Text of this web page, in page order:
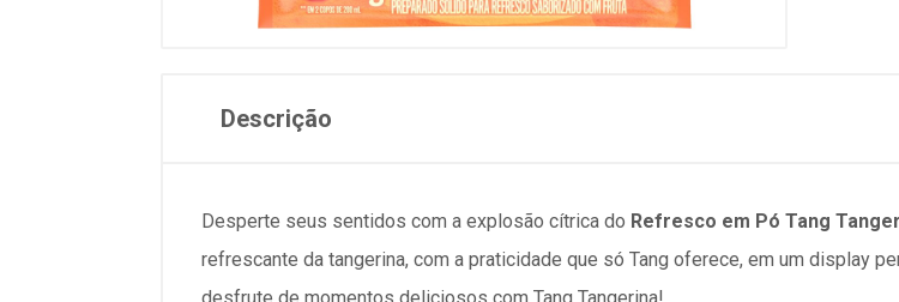
Descrição
Desperte seus sentidos com a explosão cítrica do Refresco em Pó Tang
refrescante da tangerina, com a praticidade que só Tang oferece, em um display